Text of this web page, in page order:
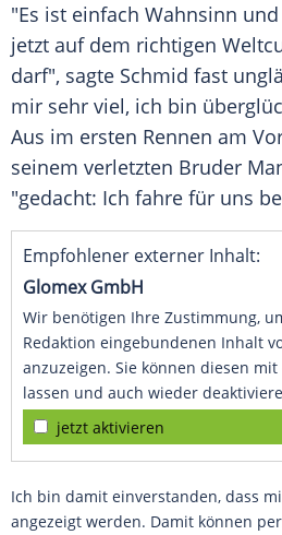
"Es ist einfach Wahnsinn
jetzt auf dem richtigen
darf", sagte Schmid fast
mir sehr viel, ich bin
Aus im ersten Rennen am
seinem verletzten Bruder
"gedacht: Ich fahre für uns
Empfohlener externer Inhalt:
Glomex GmbH
Wir benötigen Ihre Zustimmung,
Redaktion eingebundenen Inhalt
anzuzeigen. Sie können diesen
lassen und auch wieder
jetzt aktivieren
Ich bin damit einverstanden, dass
angezeigt werden. Damit können